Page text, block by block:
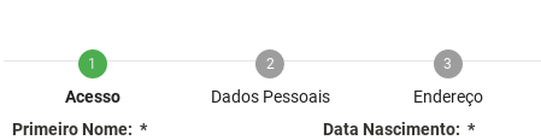
1
Acesso
2
Dados Pessoais
3
Endereço
Primeiro Nome: * Data Nascimento: *